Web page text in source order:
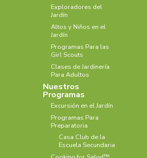
Exploradores del
Jardín
Altos y Niños en el
Jardín
Programas Para las
Girl Scouts
Clases de Jardinería
Para Adultos
Nuestros
Programas
Excursión en el Jardín
Programas Para
Preparatoria
Casa Club de la
Escuela Secundaria